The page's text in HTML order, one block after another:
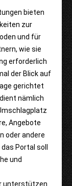
bieten
zur
und für
wie sie
erforderlich
der Blick auf
gerichtet
nämlich
Angebote
oder andere
Portal soll
und
unterstützen.